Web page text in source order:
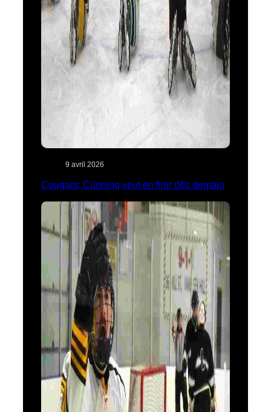
9 avril 2026
Cougars: Cunning veut en finir dès demain